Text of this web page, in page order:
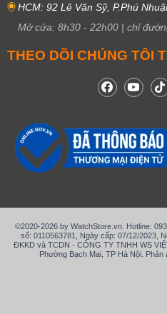
HCM: 92 Lê Văn Sỹ, P.Phú
Mở cửa: 8h30 - 22h00 | chỉ
THEO DÕI CHÚNG TÔI
©2020-2026 by WatchStore.vn. Hotline:
số: 0110563781, Ngày cấp: 07/12/2023,
ĐKKD và TCDN - CÔNG TY TNHH WS
Phường Bạch Mai, TP Hà Nội.